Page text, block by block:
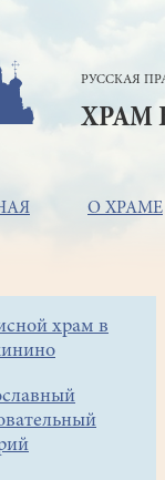
РУССКАЯ
ХРАМ
О ХРАМЕ
храм в